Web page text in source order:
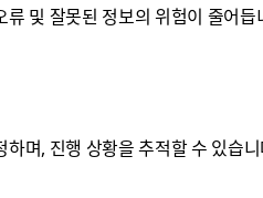
및 잘못된 정보의 위험이 줄어
며, 진행 상황을 추적할 수 있습